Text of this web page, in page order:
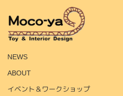
NEWS
ABOUT
イベント＆ワークショップ